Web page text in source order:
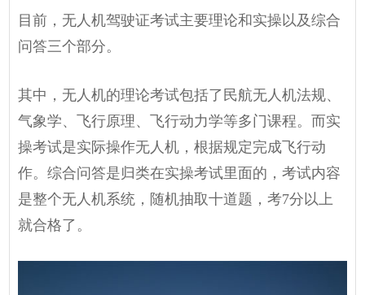
目前，无人机驾驶证考试主要理论和实操以及综合
问答三个部分。
其中，无人机的理论考试包括了民航无人机法规、
气象学、飞行原理、飞行动力学等多门课程。而实
操考试是实际操作无人机，根据规定完成飞行动
作。综合问答是归类在实操考试里面的，考试内容
是整个无人机系统，随机抽取十道题，考7分以上
就合格了。